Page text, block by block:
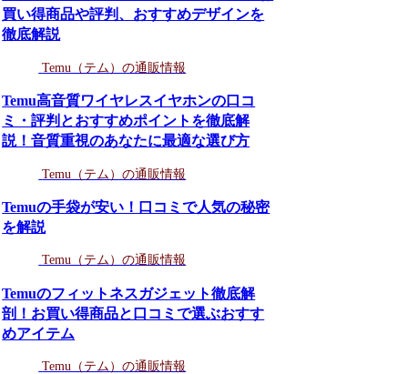
買い得商品や評判、おすすめデザインを
徹底解説
Temu（テム）の通販情報
Temu高音質ワイヤレスイヤホンの口コ
ミ・評判とおすすめポイントを徹底解
説！音質重視のあなたに最適な選び方
Temu（テム）の通販情報
Temuの手袋が安い！口コミで人気の秘密
を解説
Temu（テム）の通販情報
Temuのフィットネスガジェット徹底解
剖！お買い得商品と口コミで選ぶおすす
めアイテム
Temu（テム）の通販情報